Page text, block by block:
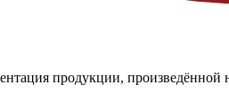
продукции, произведённой